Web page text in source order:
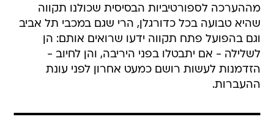
מההערכה לספורטיביות הבסיסית שכולנו תקווה
שהיא טבועה בכל כדורגלן, הרי שגם במכבי תל אביב
וגם בהפועל פתח תקווה ידעו שרואים אותם: הן
לשלילה - אם יתבטלו בפני היריבה, והן לחיוב -
הזדמנות לעשות רושם כמעט אחרון לפני עונת
ההעברות.